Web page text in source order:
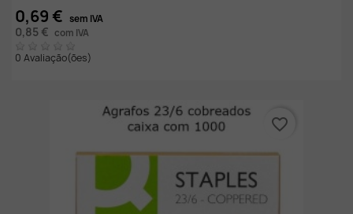
0,69 € sem IVA
0,85 € com IVA
0 Avaliação(ões)
favorite_border